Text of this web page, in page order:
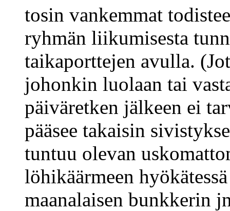
tosin vankemmat
ryhmän liikumisesta
taikaporttejen avulla.
johonkin luolaan tai
päiväretken jälkeen ei
pääsee takaisin
tuntuu olevan
löhikäärmeen
maanalaisen bunkkerin